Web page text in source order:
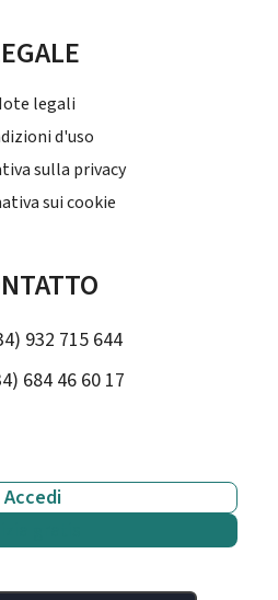
legali
d'uso
sulla privacy
sui cookie
932 715 644
684 46 60 17
Accedi